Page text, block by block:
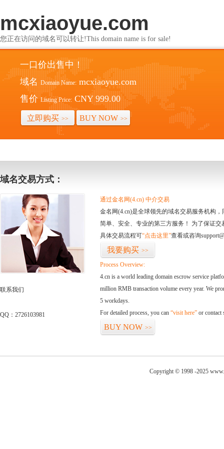
mcxiaoyue.com
您正在访问的域名可以转让!This domain name is for sale!
一口价出售中！
域名 Domain Name: mcxiaoyue.com
售价 Listing Price: CNY 999.00
立即购买 >> BUY NOW >>
域名交易方式：
联系我们
QQ：2726103981
通过金名网(4.cn) 中介交易
金名网(4.cn)是全球领先的域名交易服务机构
简单、安全、专业的第三方服务！ 为了保证
具体交易流程可“点击这里”查看或咨询
我要购买 >>
Process Overview:
4.cn is a world leading domain escrow service
million RMB transaction volume every year. We
5 workdays.
For detailed process, you can “visit here” or contact
BUY NOW >>
Copyright © 1998 -2025